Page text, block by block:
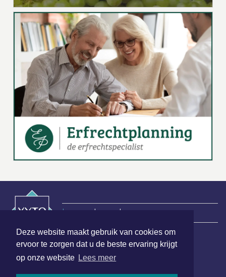
Deze website maakt gebruik van cookies om
ervoor te zorgen dat u de beste ervaring krijgt
op onze website Lees meer
| Nieuws | Sport | Evenementen
Hoofdvestiging:
van Benthuizenlaan 1